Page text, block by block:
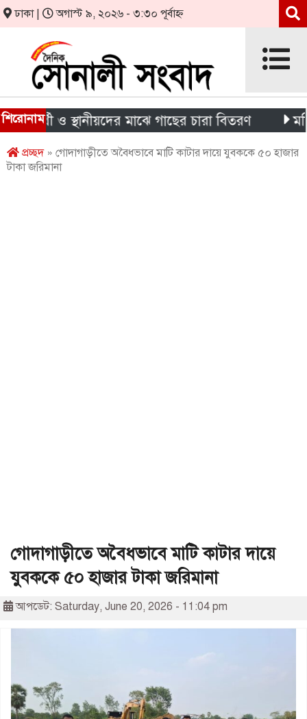
ঢাকা | অগাস্ট ৯, ২০২৬ - ৩:৩০ পূর্বাহ্ন
শিরোনামও স্থানীয়দের মাঝে গাছের চারা বিতরণ
প্রচ্ছদ» গোদাগাড়ীতে অবৈধভাবে মাটি কাটার দায়ে যুবককে ৫০ হাজার
টাকা জরিমানা
গোদাগাড়ীতে অবৈধভাবে মাটি কাটার দায়ে
যুবককে ৫০ হাজার টাকা জরিমানা
আপডেট: Saturday, June 20, 2026 - 11:04 pm